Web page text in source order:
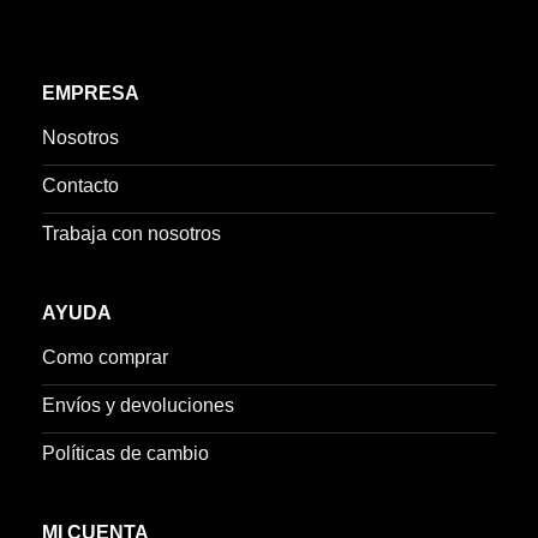
EMPRESA
Nosotros
Contacto
Trabaja con nosotros
AYUDA
Como comprar
Envíos y devoluciones
Políticas de cambio
MI CUENTA